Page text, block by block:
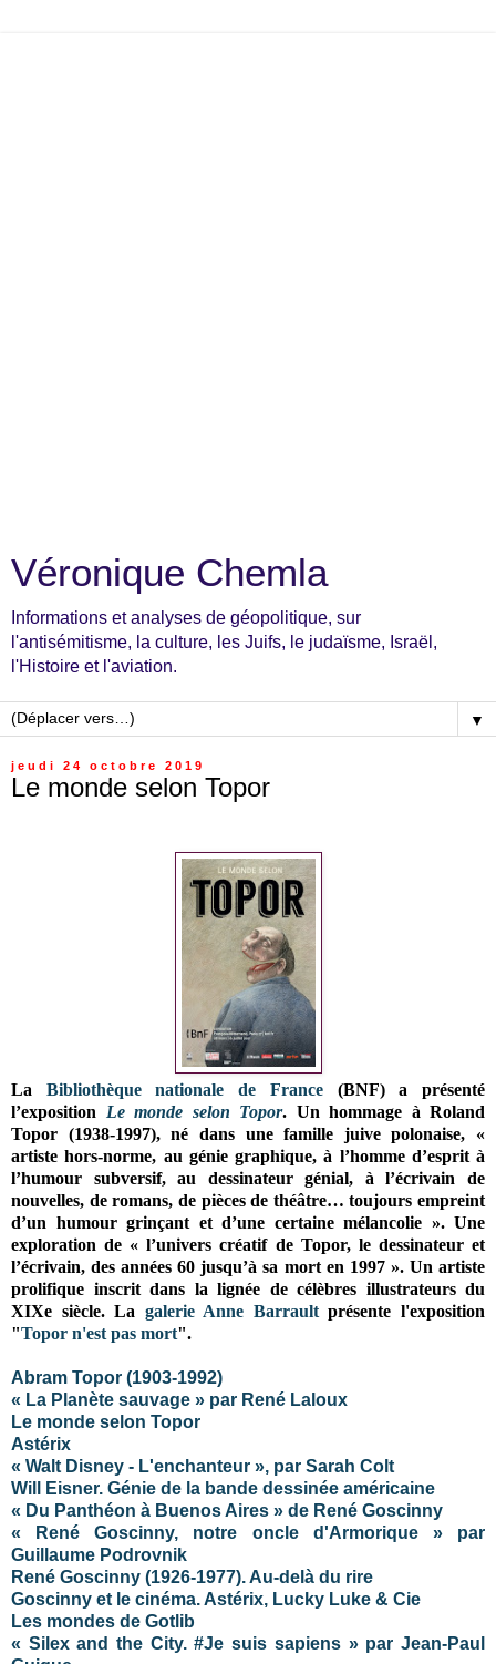
Véronique Chemla
Informations et analyses de géopolitique, sur
l'antisémitisme, la culture, les Juifs, le judaïsme, Israël,
l'Histoire et l'aviation.
▼
jeudi 24 octobre 2019
Le monde selon Topor
La Bibliothèque nationale de France(BNF) a présenté
l’exposition Le monde selon Topor. Un hommage à Roland
Topor (1938-1997), né dans une famille juive polonaise, «
artiste hors-norme, au génie graphique, à l’homme d’esprit à
l’humour subversif, au dessinateur génial, à l’écrivain de
nouvelles, de romans, de pièces de théâtre… toujours empreint
d’un humour grinçant et d’une certaine mélancolie ». Une
exploration de « l’univers créatif de Topor, le dessinateur et
l’écrivain, des années 60 jusqu’à sa mort en 1997 ». Un artiste
prolifique inscrit dans la lignée de célèbres illustrateurs du
XIXe siècle.La galerie Anne Barraultprésente l'exposition
"Topor n'est pas mort".
Abram Topor (1903-1992)
« La Planète sauvage » par René Laloux
Le monde selon Topor
Astérix
« Walt Disney - L'enchanteur », par Sarah Colt
Will Eisner. Génie de la bande dessinée américaine
« Du Panthéon à Buenos Aires » de René Goscinny
« René Goscinny, notre oncle d'Armorique » par
Guillaume Podrovnik
René Goscinny (1926-1977). Au-delà du rire
Goscinny et le cinéma. Astérix, Lucky Luke & Cie
Les mondes de Gotlib
« Silex and the City. #Je suis sapiens » par Jean-Paul